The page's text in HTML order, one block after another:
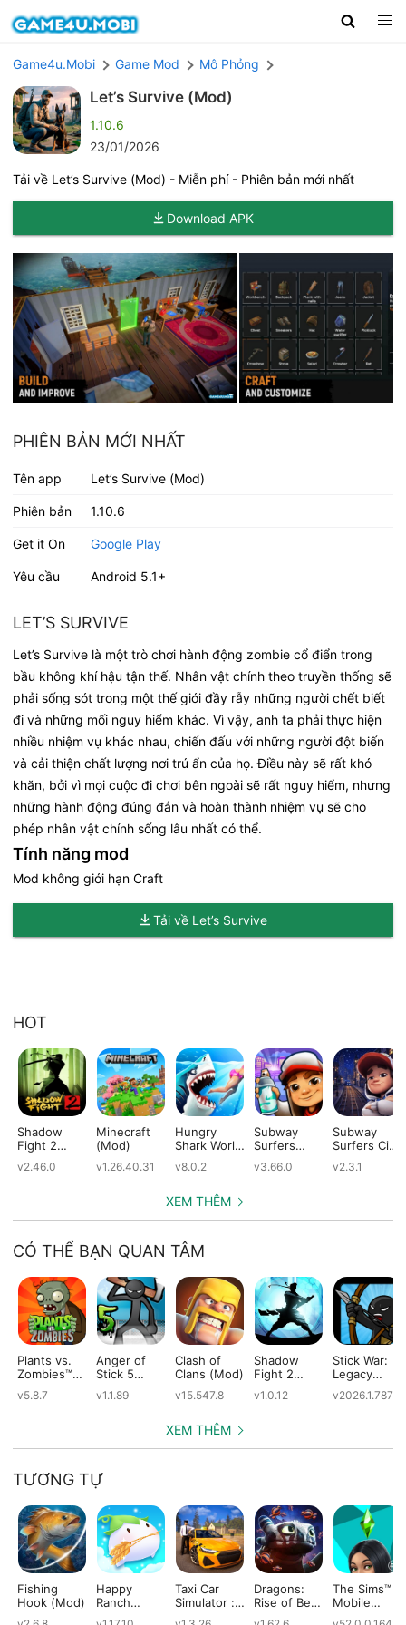
Game4u.Mobi Game Mod Mô Phỏng
Let’s Survive (Mod)
1.10.6
23/01/2026
Tải về Let’s Survive (Mod) - Miễn phí - Phiên bản mới nhất
Download APK
PHIÊN BẢN MỚI NHẤT
Tên app Let’s Survive (Mod)
Phiên bản 1.10.6
Get it On Google Play
Yêu cầu Android 5.1+
LET’S SURVIVE
Let’s Survive là một trò chơi hành động zombie cổ điển trong
bầu không khí hậu tận thế. Nhân vật chính theo truyền thống sẽ
phải sống sót trong một thế giới đầy rẫy những người chết biết
đi và những mối nguy hiểm khác. Vì vậy, anh ta phải thực hiện
nhiều nhiệm vụ khác nhau, chiến đấu với những người đột biến
và cải thiện chất lượng nơi trú ẩn của họ. Điều này sẽ rất khó
khăn, bởi vì mọi cuộc đi chơi bên ngoài sẽ rất nguy hiểm, nhưng
những hành động đúng đắn và hoàn thành nhiệm vụ sẽ cho
phép nhân vật chính sống lâu nhất có thể.
Tính năng mod
Mod không giới hạn Craft
Tải về Let’s Survive
HOT
Shadow
Fight 2
v2.46.0
Minecraft
(Mod)
v1.26.40.31
Hungry
Shark World
v8.0.2
Subway
Surfers
v3.66.0
Subway
Surfers City
v2.3.1
XEM THÊM
CÓ THỂ BẠN QUAN TÂM
Plants vs.
Zombies™
v5.8.7
Anger of
Stick 5
v1.1.89
Clash of
Clans (Mod)
v15.547.8
Shadow
Fight 2
Edition
v1.0.12
Stick War:
Legacy
v2026.1.787
XEM THÊM
TƯƠNG TỰ
Fishing
Hook (Mod)
Happy
Ranch
Taxi Car
Simulator :
Dragons:
Rise of Berk
The Sims™
Mobile